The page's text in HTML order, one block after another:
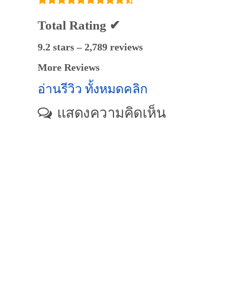
Total Rating ✔
9.2 stars – 2,789 reviews
More Reviews
อ่านรีวิว ทั้งหมดคลิก
แสดงความคิดเห็น